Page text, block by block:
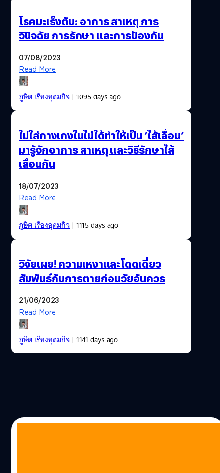
โรคมะเร็งตับ: อาการ สาเหตุ การ
วินิจฉัย การรักษา และการป้องกัน
07/08/2023
Read More
ภูษิต เรืองอุดมกิจ| 1095 days ago
ไม่ใส่กางเกงในไม่ได้ทำให้เป็น ‘ไส้เลื่อน’
มารู้จักอาการ สาเหตุ และวิธีรักษาไส้
เลื่อนกัน
18/07/2023
Read More
ภูษิต เรืองอุดมกิจ| 1115 days ago
วิจัยเผย! ความเหงาและโดดเดี่ยว
สัมพันธ์กับการตายก่อนวัยอันควร
21/06/2023
Read More
ภูษิต เรืองอุดมกิจ| 1141 days ago